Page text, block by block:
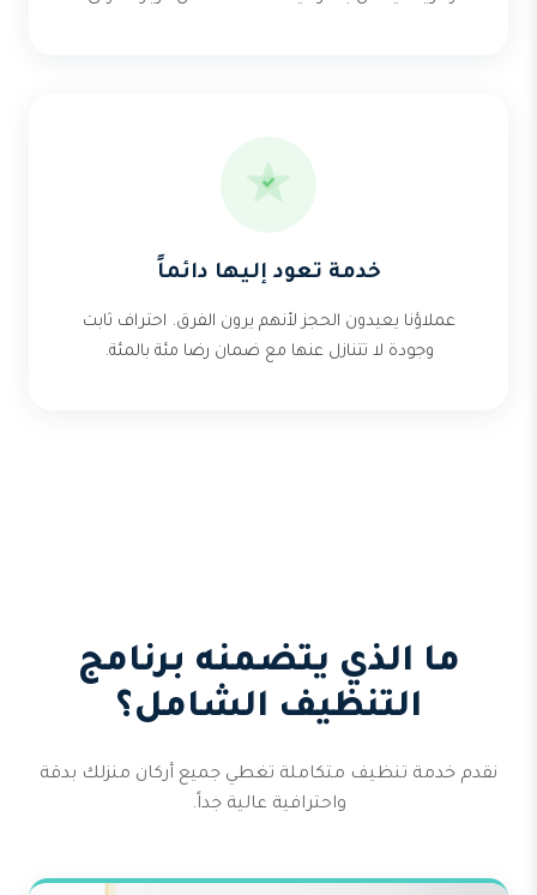
خدمة تعود إليها دائماً
عملاؤنا يعيدون الحجز لأنهم يرون الفرق. احتراف ثابت
وجودة لا تتنازل عنها مع ضمان رضا مئة بالمئة.
ما الذي يتضمنه برنامج
التنظيف الشامل؟
نقدم خدمة تنظيف متكاملة تغطي جميع أركان منزلك بدقة
واحترافية عالية جداً.